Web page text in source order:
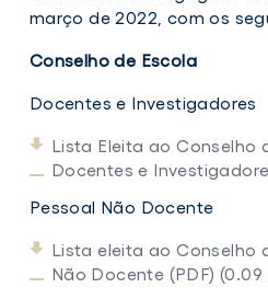
Resultados
processo
eleitoral
março de 2022, com os
Conselho de Escola
Docentes e Investigadores
Lista Eleita ao Conselho
Docentes e
Pessoal Não Docente
Lista eleita ao Conselho
Não Docente (PDF) (0.09